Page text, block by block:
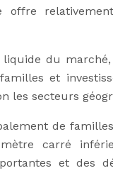
du
et
les secteurs
de
carré
et des